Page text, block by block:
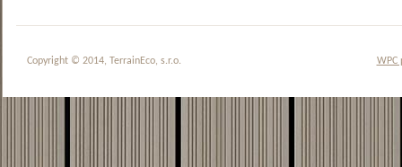
WPC
Copyright © 2014, TerrainEco, s.r.o.